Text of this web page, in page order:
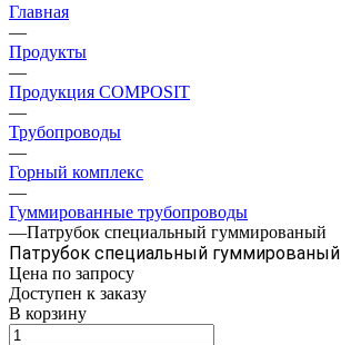
Главная
—
Продукты
—
Продукция COMPOSIT
—
Трубопроводы
—
Горный комплекс
—
Гуммированные трубопроводы
—Патрубок специальный гуммированый
Патрубок специальный гуммированый
Цена по запросу
Доступен к заказу
В корзину